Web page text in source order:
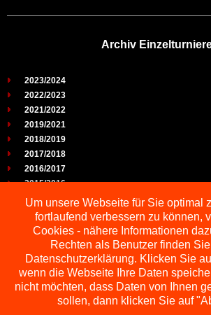
Archiv
2023/2024
2022/2023
2021/2022
2019/2021
2018/2019
2017/2018
2016/2017
2015/2016
2014/2015
2013/2014
2012/2013
2011/2012
2010/2011
2009/2010
Um unsere Webseite für Sie optimal
fortlaufend verbessern zu können,
Cookies - nähere Informationen
Rechten als Benutzer finden
Datenschutzerklärung. Klicken Sie
wenn die Webseite Ihre Daten
nicht möchten, dass Daten von Ihnen
sollen, dann klicken Sie auf